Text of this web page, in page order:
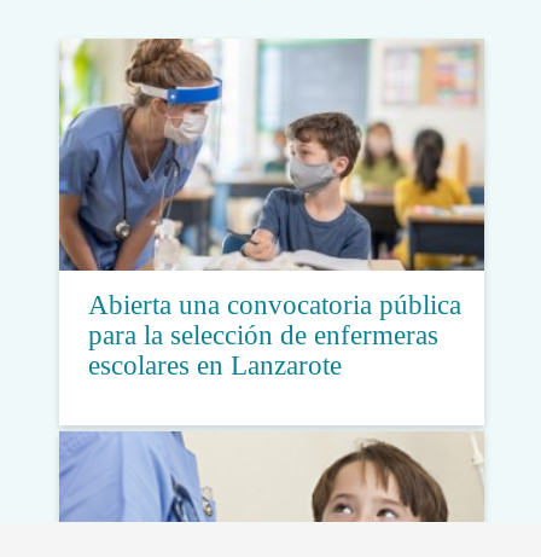
Abierta una convocatoria pública
para la selección de enfermeras
escolares en Lanzarote